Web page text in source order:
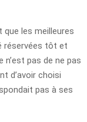
les meilleures
réservées tôt et
pas de ne pas
d’avoir choisi
pas à ses